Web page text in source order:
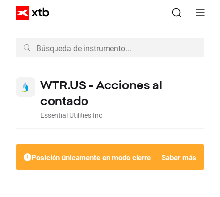
WTR.US - Acciones al
contado
Essential Utilities Inc
Posición únicamente en modo cierre Saber más